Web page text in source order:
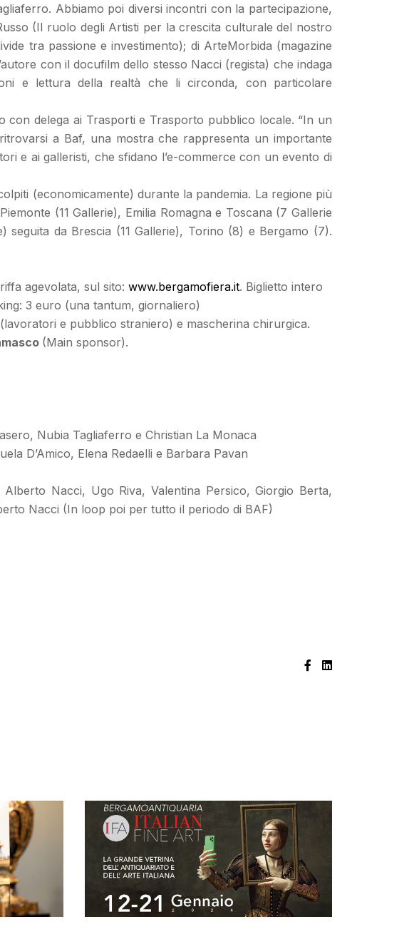
Abbiamo poi diversi incontri con la partecipazione,
(Il ruolo degli Artisti per la crescita culturale del nostro
tra passione e investimento); di ArteMorbida (magazine
con il docufilm dello stesso Nacci (regista) che indaga
e lettura della realtà che li circonda, con particolare
con delega ai Trasporti e Trasporto pubblico locale. “In un
a Baf, una mostra che rappresenta un importante
e ai galleristi, che sfidano l’e-commerce con un evento di
(economicamente) durante la pandemia. La regione più
(11 Gallerie), Emilia Romagna e Toscana (7 Gallerie
da Brescia (11 Gallerie), Torino (8) e Bergamo (7).
agevolata, sul sito: www.bergamofiera.it. Biglietto intero
3 euro (una tantum, giornaliero)
e pubblico straniero) e mascherina chirurgica.
(Main sponsor).
Nubia Tagliaferro e Christian La Monaca
D’Amico, Elena Redaelli e Barbara Pavan
Nacci, Ugo Riva, Valentina Persico, Giorgio Berta,
Nacci (In loop poi per tutto il periodo di BAF)